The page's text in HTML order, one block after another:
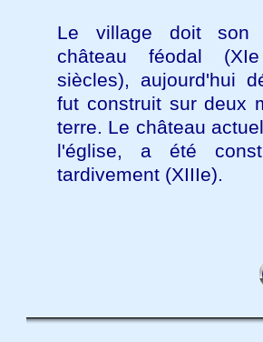
Le village doit son
château féodal
siècles), aujourd'hui
fut construit sur deux
terre. Le château
l'église, a été
tardivement (XIIIe).